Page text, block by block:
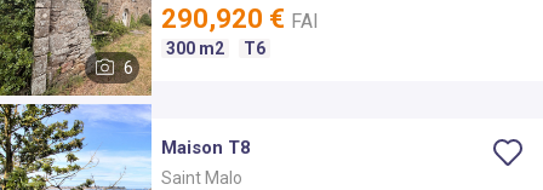
6
290,920 € FAI
300 m2 T6
Maison T8
Saint Malo